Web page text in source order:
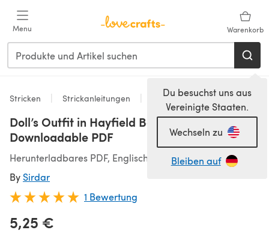
Menu Warenkorb
Du besuchst uns aus
Vereinigte Staaten.
Wechseln zu
Bleiben auf
Stricken Strickanleitungen Dolls
Doll’s Outfit in Hayfield Bonus DK - 3120 -
Downloadable PDF
Herunterladbares PDF, Englisch
By Sirdar
1 Bewertung
5,25 €